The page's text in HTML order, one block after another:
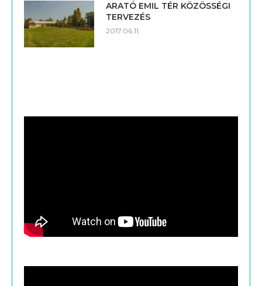
ARATÓ EMIL TÉR KÖZÖSSÉGI
TERVEZÉS
2017.06.11.